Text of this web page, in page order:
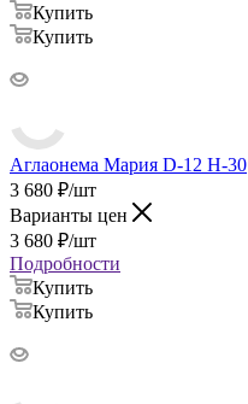
Купить
Купить
Аглаонема Мария D-12 H-30
3 680 ₽/шт
Варианты цен
3 680 ₽/шт
Подробности
Купить
Купить